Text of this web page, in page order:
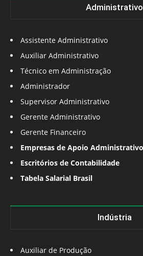
Administrativo
Assistente Administrativo
Auxiliar Administrativo
Técnico em Administração
Administrador
Supervisor Administrativo
Gerente Administrativo
Gerente Financeiro
Empresas de Apoio Administrativo
Escritórios de Contabilidade
Tabela Salarial Brasil
Indústria
Auxiliar de Produção